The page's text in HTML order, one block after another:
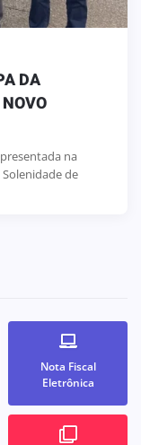
DA
na
de
Nota Fiscal
Eletrônica